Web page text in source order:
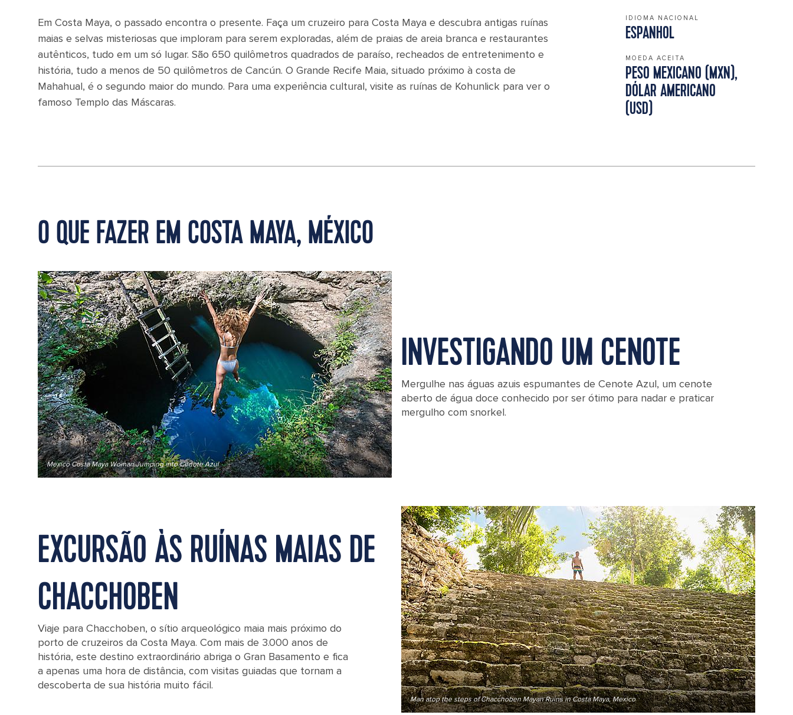
Em Costa Maya, o passado encontra o presente. Faça um cruzeiro para Costa Maya e descubra antigas ruínas
maias e selvas misteriosas que imploram para serem exploradas, além de praias de areia branca e restaurantes
autênticos, tudo em um só lugar. São 650 quilômetros quadrados de paraíso, recheados de entretenimento e
história, tudo a menos de 50 quilômetros de Cancún. O Grande Recife Maia, situado próximo à costa de
Mahahual, é o segundo maior do mundo. Para uma experiência cultural, visite as ruínas de Kohunlick para ver o
famoso Templo das Máscaras.
IDIOMA NACIONAL
ESPANHOL
MOEDA ACEITA
PESO MEXICANO (MXN),
DÓLAR AMERICANO
(USD)
O QUE FAZER EM COSTA MAYA, MÉXICO
Mexico Costa Maya Woman Jumping into Cenote Azul
INVESTIGANDO UM CENOTE
Mergulhe nas águas azuis espumantes de Cenote Azul, um cenote
aberto de água doce conhecido por ser ótimo para nadar e praticar
mergulho com snorkel.
Man atop the steps of Chacchoben Mayan Ruins in Costa Maya, Mexico
EXCURSÃO ÀS RUÍNAS MAIAS DE
CHACCHOBEN
Viaje para Chacchoben, o sítio arqueológico maia mais próximo do
porto de cruzeiros da Costa Maya. Com mais de 3.000 anos de
história, este destino extraordinário abriga o Gran Basamento e fica
a apenas uma hora de distância, com visitas guiadas que tornam a
descoberta de sua história muito fácil.